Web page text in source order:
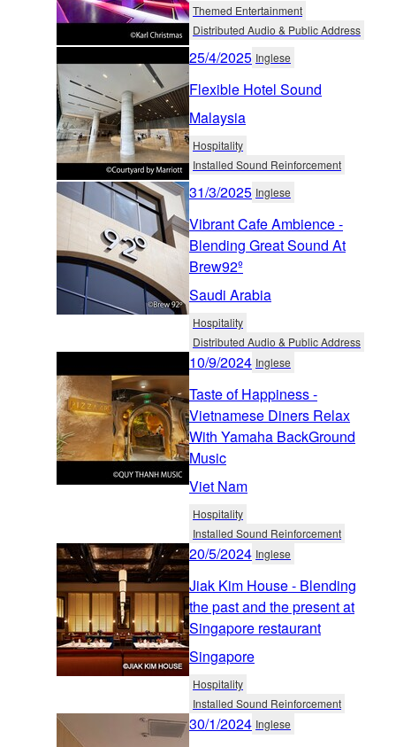
Themed Entertainment
Distributed Audio & Public Address
25/4/2025 Inglese
Flexible Hotel Sound
Malaysia
Hospitality
Installed Sound Reinforcement
31/3/2025 Inglese
Vibrant Cafe Ambience -
Blending Great Sound At
Brew92º
Saudi Arabia
Hospitality
Distributed Audio & Public Address
10/9/2024 Inglese
Taste of Happiness -
Vietnamese Diners Relax
With Yamaha BackGround
Music
Viet Nam
Hospitality
Installed Sound Reinforcement
20/5/2024 Inglese
Jiak Kim House - Blending
the past and the present at
Singapore restaurant
Singapore
Hospitality
Installed Sound Reinforcement
30/1/2024 Inglese